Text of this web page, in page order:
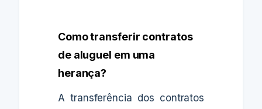
Como transferir contratos
de aluguel em uma
herança?
A transferência dos contratos